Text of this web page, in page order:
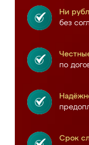
Ни
без
по
Срок